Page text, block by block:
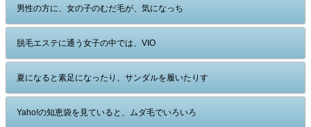
男性の方に、女の子のむだ毛が、気になっち
脱毛エステに通う女子の中では、VIO
夏になると素足になったり、サンダルを履いたりす
Yaho!の知恵袋を見ていると、ムダ毛でいろいろ